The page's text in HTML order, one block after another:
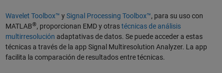
Wavelet Toolbox™ ySignal Processing Toolbox™, para su uso con
MATLAB®, proporcionan EMD y otrastécnicas de análisis
multirresolución adaptativas de datos. Se puede acceder a estas
técnicas a través de la app Signal Multiresolution Analyzer. La app
facilita la comparación de resultados entre técnicas.